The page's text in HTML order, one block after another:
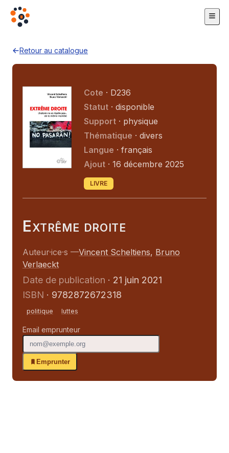
Retour au catalogue
Cote · D236
Statut · disponible
Support · physique
Thématique · divers
Langue · français
Ajout · 16 décembre 2025
LIVRE
Extrême droite
Auteur·ice·s —Vincent Scheltiens, Bruno
Verlaeckt
Date de publication · 21 juin 2021
ISBN · 9782872672318
politique luttes
Email emprunteur
Emprunter